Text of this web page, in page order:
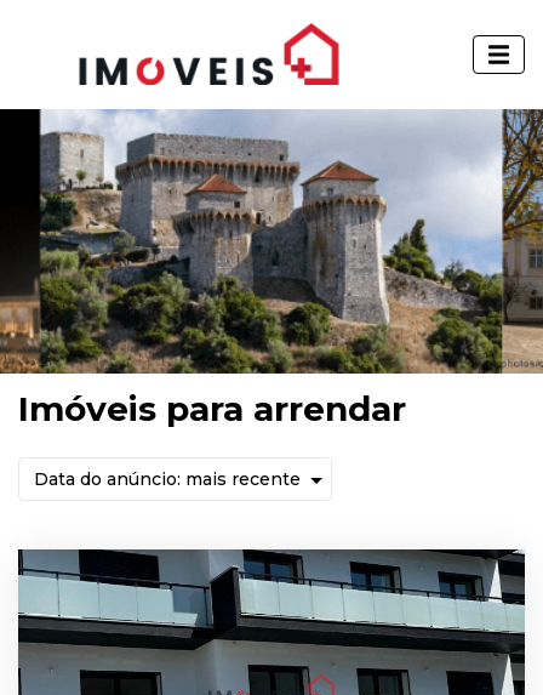
Imóveis para arrendar